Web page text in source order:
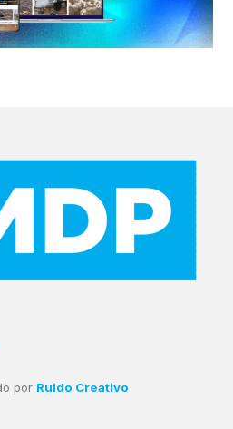
por Ruido Creativo